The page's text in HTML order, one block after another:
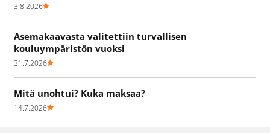
3.8.2026
Asemakaavasta valitettiin turvallisen
kouluympäristön vuoksi
31.7.2026
Mitä unohtui? Kuka maksaa?
14.7.2026